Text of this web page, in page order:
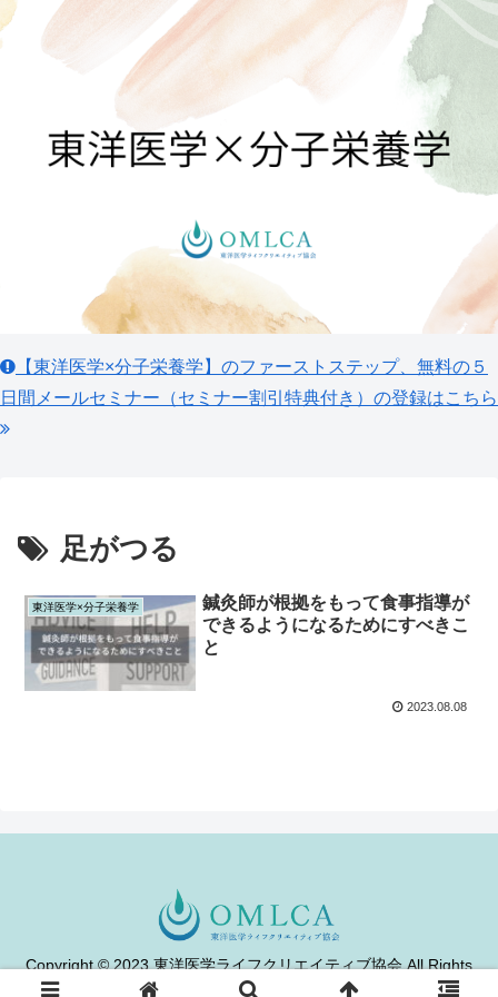
【東洋医学×分子栄養学】のファーストステップ、無料の５
日間メールセミナー（セミナー割引特典付き）の登録はこちら
足がつる
東洋医学×分子栄養学
鍼灸師が根拠をもって食事指導が
できるようになるためにすべきこ
と
2023.08.08
Copyright © 2023 東洋医学ライフクリエイティブ協会 All Rights
Reserved.